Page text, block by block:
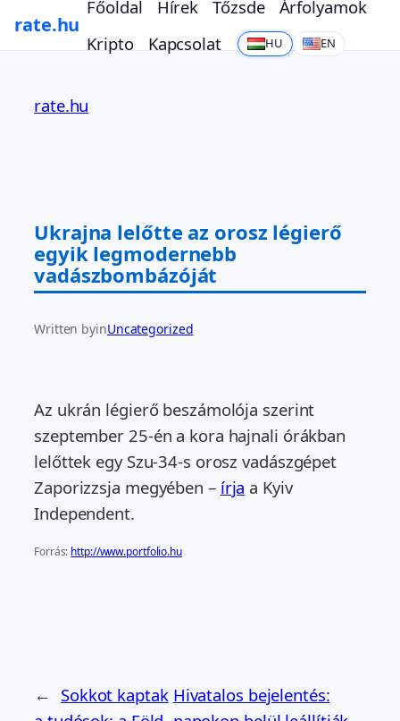
rate.hu
Főoldal Hírek Tőzsde
Árfolyamok
Kripto
Kapcsolat HU EN
tartalomhoz
rate.hu
Ukrajna lelőtte az orosz légierő
egyik legmodernebb
vadászbombázóját
Written byinUncategorized
Az ukrán légierő beszámolója szerint
szeptember 25-én a kora hajnali órákban
lelőttek egy Szu-34-s orosz vadászgépet
Zaporizzsja megyében – írja a Kyiv
Independent.
Forrás: http://www.portfolio.hu
← Sokkot kaptak Hivatalos bejelentés: